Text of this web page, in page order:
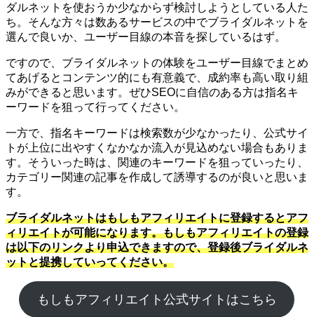
ダルネットを使おうか少なからず検討しようとしている人た
ち。そんな方々は数あるサービスの中でブライダルネットを
選んで良いか、ユーザー目線の本音を探しているはず。
ですので、ブライダルネットの体験をユーザー目線でまとめ
てあげるとコンテンツ的にも有意義で、成約率も高い取り組
みができると思います。ぜひSEOに自信のある方は指名キ
ーワードを狙って行ってください。
一方で、指名キーワードは検索数が少なかったり、公式サイ
トが上位に出やすくなかなか流入が見込めない場合もありま
す。そういった時は、関連のキーワードを狙っていったり、
カテゴリー関連の記事を作成して誘導するのが良いと思いま
す。
ブライダルネットはもしもアフィリエイトに登録するとアフ
ィリエイトが可能になります。もしもアフィリエイトの登録
は以下のリンクより申込できますので、登録後ブライダルネ
ットと提携していってください。
もしもアフィリエイト公式サイトはこちら